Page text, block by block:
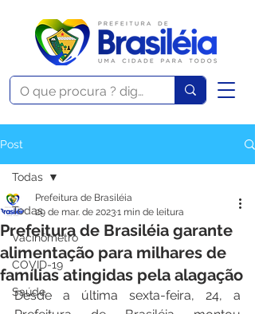
Post
Todas
Vacinômetro
COVID-19
Saúde
Todas
Prefeitura de Brasiléia garante
alimentação para milhares de
famílias atingidas pela alagação
Prefeitura de Brasiléia
29 de mar. de 20231 min de leitura
Desde a última sexta-feira, 24, a